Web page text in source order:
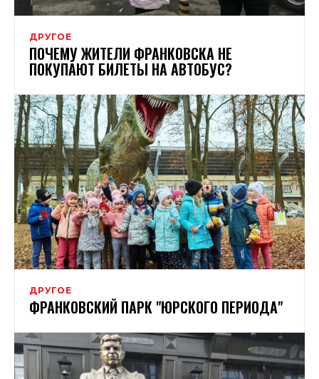
ДРУГОЕ
ПОЧЕМУ ЖИТЕЛИ ФРАНКОВСКА НЕ
ПОКУПАЮТ БИЛЕТЫ НА АВТОБУС?
ДРУГОЕ
ФРАНКОВСКИЙ ПАРК "ЮРСКОГО ПЕРИОДА"